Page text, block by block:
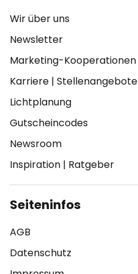
Wir über uns
Newsletter
Marketing-Kooperationen
Karriere | Stellenangebote
Lichtplanung
Gutscheincodes
Newsroom
Inspiration | Ratgeber
Seiteninfos
AGB
Datenschutz